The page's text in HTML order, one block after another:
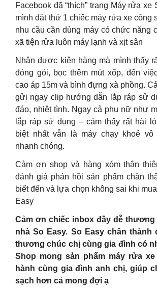
Facebook đã “thích” trang Máy rửa xe
mình đặt thử 1 chiếc máy rửa xe công
nhu cầu cần dùng máy có chức năng
xã tiện rửa luôn máy lạnh và xịt sân
Nhận được kiện hàng mà mình thấy
đóng gói, bọc thêm mút xốp, đến
cao áp 15m và bình đựng xà phồng.
gửi ngay clip hướng dẫn lắp ráp sử
đáo, nhiệt tình. Ngay cả phụ nữ như
lắp ráp sử dụng – cảm thấy rất hài
biệt nhất vẫn là máy chạy khoẻ vô
nhanh chóng.
Cảm ơn shop và hàng xóm thân
đánh giá phản hồi sản phẩm chân
biết đến và lựa chọn không sai khi
Easy
Cảm ơn chiếc inbox đầy dễ thương
nhà So Easy. So Easy chân thành
thương chúc chị cùng gia đình có
Shop mong sản phẩm máy rửa
hành cùng gia đình anh chị, giúp
sạch hơn cả mong đợi ạ